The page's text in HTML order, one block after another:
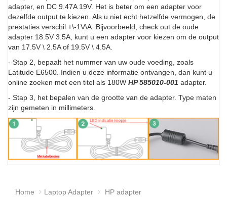
adapter, en DC 9.47A 19V. Het is beter om een adapter voor
dezelfde output te kiezen. Als u niet echt hetzelfde vermogen, de
prestaties verschil +\-1V\A. Bijvoorbeeld, check out de oude
adapter 18.5V 3.5A, kunt u een adapter voor kiezen om de output
van 17.5V \ 2.5A of 19.5V \ 4.5A.
- Stap 2, bepaalt het nummer van uw oude voeding, zoals
Latitude E6500. Indien u deze informatie ontvangen, dan kunt u
online zoeken met een titel als 180W HP 585010-001 adapter.
- Stap 3, het bepalen van de grootte van de adapter. Type maten
zijn gemeten in millimeters.
Home Laptop Adapter
HP adapter